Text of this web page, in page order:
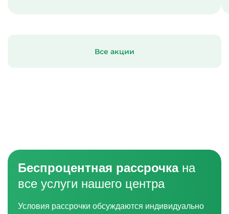
Все акции
Беспроцентная рассрочкана
все услуги нашего центра
Условия рассрочки обсуждаются индивидуально